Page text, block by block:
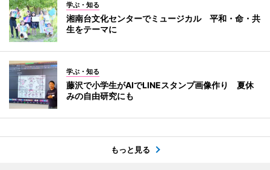
学ぶ・知る
湘南台文化センターでミュージカル 平和・命・共
生をテーマに
学ぶ・知る
藤沢で小学生がAIでLINEスタンプ画像作り 夏休
みの自由研究にも
もっと見る